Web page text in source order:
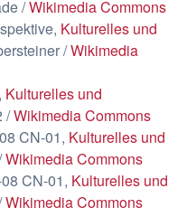
/Wikimedia Commons
Kulturelles und
/Wikimedia
Kulturelles und
/Wikimedia Commons
CN-01, Kulturelles und
Wikimedia Commons
CN-01, Kulturelles und
Wikimedia Commons